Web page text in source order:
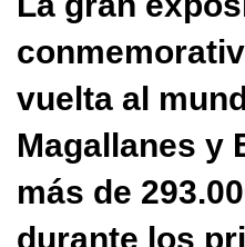
vuelta al
Magallanes y
más de
durante los